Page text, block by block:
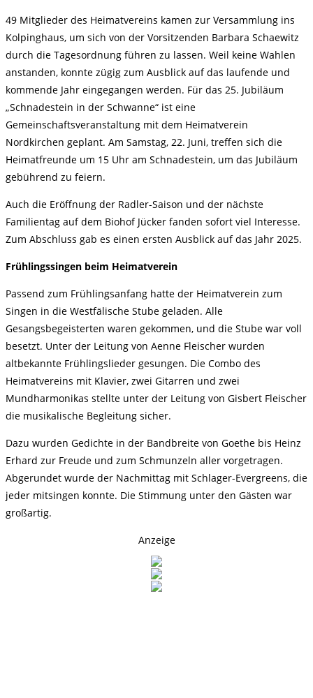
49 Mitglieder des Heimatvereins kamen zur Versammlung ins
Kolpinghaus, um sich von der Vorsitzenden Barbara Schaewitz
durch die Tagesordnung führen zu lassen. Weil keine Wahlen
anstanden, konnte zügig zum Ausblick auf das laufende und
kommende Jahr eingegangen werden. Für das 25. Jubiläum
„Schnadestein in der Schwanne“ ist eine
Gemeinschaftsveranstaltung mit dem Heimatverein
Nordkirchen geplant. Am Samstag, 22. Juni, treffen sich die
Heimatfreunde um 15 Uhr am Schnadestein, um das Jubiläum
gebührend zu feiern.
Auch die Eröffnung der Radler-Saison und der nächste
Familientag auf dem Biohof Jücker fanden sofort viel Interesse.
Zum Abschluss gab es einen ersten Ausblick auf das Jahr 2025.
Frühlingssingen beim Heimatverein
Passend zum Frühlingsanfang hatte der Heimatverein zum
Singen in die Westfälische Stube geladen. Alle
Gesangsbegeisterten waren gekommen, und die Stube war voll
besetzt. Unter der Leitung von Aenne Fleischer wurden
altbekannte Frühlingslieder gesungen. Die Combo des
Heimatvereins mit Klavier, zwei Gitarren und zwei
Mundharmonikas stellte unter der Leitung von Gisbert Fleischer
die musikalische Begleitung sicher.
Dazu wurden Gedichte in der Bandbreite von Goethe bis Heinz
Erhard zur Freude und zum Schmunzeln aller vorgetragen.
Abgerundet wurde der Nachmittag mit Schlager-Evergreens, die
jeder mitsingen konnte. Die Stimmung unter den Gästen war
großartig.
Anzeige